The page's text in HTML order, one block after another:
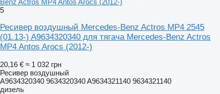
Benz Actros MP4 Antos Arocs (2012-)
5
Ресивер воздушный Mercedes-Benz Actros MP4 2545
(01.13-) A9634320340 для тягача Mercedes-Benz Actros
MP4 Antos Arocs (2012-)
20,16 € ≈ 1 032 грн
Ресивер воздушный
A9634320340 9634320340 A9634321140 9634321140
дизель